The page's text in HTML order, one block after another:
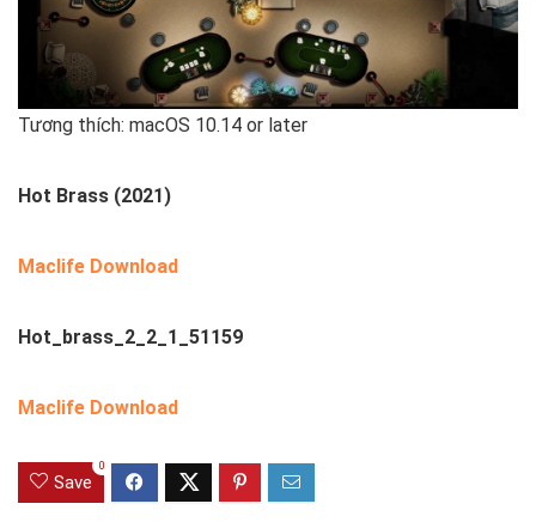
Tương thích: macOS 10.14 or later
Hot Brass (2021)
Maclife Download
Hot_brass_2_2_1_51159
Maclife Download
Save
0